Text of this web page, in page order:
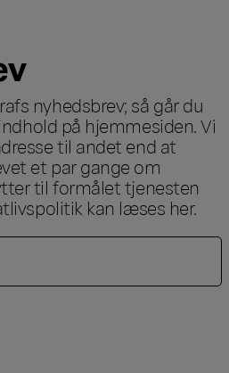
nyhedsbrev; så går du
på hjemmesiden. Vi
til andet end at
et par gange om
til formålet tjenesten
kan læses her.